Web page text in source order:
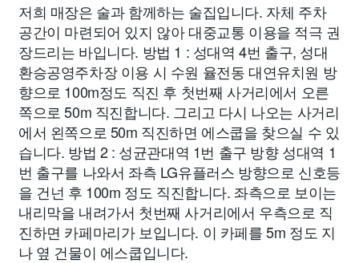
저희 매장은 술과 함께하는 술집입니다. 자체 주차
공간이 마련되어 있지 않아 대중교통 이용을 적극 권
장드리는 바입니다. 방법 1 : 성대역 4번 출구, 성대
환승공영주차장 이용 시 수원 율전동 대연유치원 방
향으로 100m정도 직진 후 첫번째 사거리에서 오른
쪽으로 50m 직진합니다. 그리고 다시 나오는 사거리
에서 왼쪽으로 50m 직진하면 에스쿱을 찾으실 수 있
습니다. 방법 2 : 성균관대역 1번 출구 방향 성대역 1
번 출구를 나와서 좌측 LG유플러스 방향으로 신호등
을 건넌 후 100m 정도 직진합니다. 좌측으로 보이는
내리막을 내려가서 첫번째 사거리에서 우측으로 직
진하면 카페마리가 보입니다. 이 카페를 5m 정도 지
나 옆 건물이 에스쿱입니다.